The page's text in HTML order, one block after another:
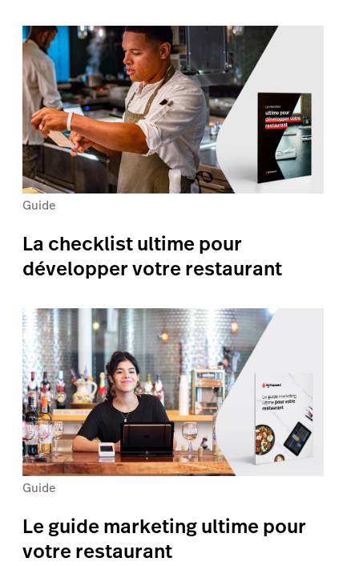
Guide
La checklist ultime pour
développer votre restaurant
Guide
Le guide marketing ultime pour
votre restaurant